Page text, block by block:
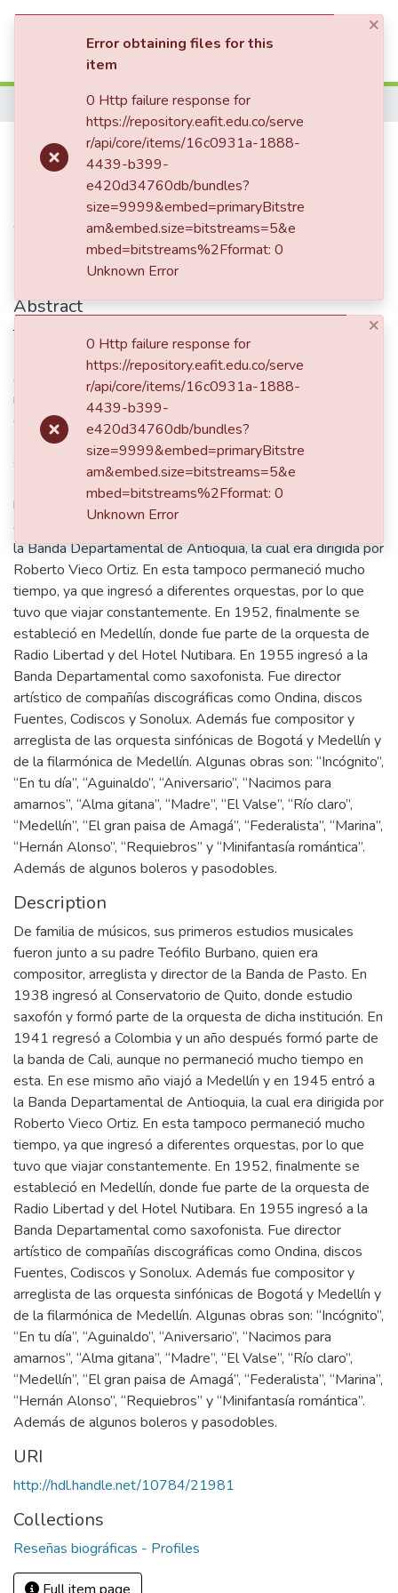
Burbano, Tomás
Authors
Línea de Investigación en Musicología Histórica
Abstract
Tomás Burbano. Arreglista, compositor. Nació en Ipiales,
Nariño el 30 de abril de 1919, murió en Medellín el 9 de
abril de 2001. De familia de músicos, sus primeros estudios
musicales fueron junto a su padre Teófilo Burbano, quien era
compositor, arreglista y director de la Banda de Pasto. En
1938 ingresó al Conservatorio de Quito, donde estudio
saxofón y formó parte de la orquesta de dicha institución. En
1941 regresó a Colombia y un año después formó parte de
la banda de Cali, aunque no permaneció mucho tiempo en
esta. En ese mismo año viajó a Medellín y en 1945 entró a
la Banda Departamental de Antioquia, la cual era dirigida por
Roberto Vieco Ortiz. En esta tampoco permaneció mucho
tiempo, ya que ingresó a diferentes orquestas, por lo que
tuvo que viajar constantemente. En 1952, finalmente se
estableció en Medellín, donde fue parte de la orquesta de
Radio Libertad y del Hotel Nutibara. En 1955 ingresó a la
Banda Departamental como saxofonista. Fue director
artístico de compañías discográficas como Ondina, discos
Fuentes, Codiscos y Sonolux. Además fue compositor y
arreglista de las orquesta sinfónicas de Bogotá y Medellín y
de la filarmónica de Medellín. Algunas obras son: “Incógnito”,
“En tu día”, “Aguinaldo”, “Aniversario”, “Nacimos para
amarnos”, “Alma gitana”, “Madre”, “El Valse”, “Río claro”,
“Medellín”, “El gran paisa de Amagá”, “Federalista”, “Marina”,
“Hernán Alonso”, “Requiebros” y “Minifantasía romántica”.
Además de algunos boleros y pasodobles.
Description
De familia de músicos, sus primeros estudios musicales
fueron junto a su padre Teófilo Burbano, quien era
compositor, arreglista y director de la Banda de Pasto. En
1938 ingresó al Conservatorio de Quito, donde estudio
saxofón y formó parte de la orquesta de dicha institución. En
1941 regresó a Colombia y un año después formó parte de
la banda de Cali, aunque no permaneció mucho tiempo en
esta. En ese mismo año viajó a Medellín y en 1945 entró a
la Banda Departamental de Antioquia, la cual era dirigida por
Roberto Vieco Ortiz. En esta tampoco permaneció mucho
tiempo, ya que ingresó a diferentes orquestas, por lo que
tuvo que viajar constantemente. En 1952, finalmente se
estableció en Medellín, donde fue parte de la orquesta de
Radio Libertad y del Hotel Nutibara. En 1955 ingresó a la
Banda Departamental como saxofonista. Fue director
artístico de compañías discográficas como Ondina, discos
Fuentes, Codiscos y Sonolux. Además fue compositor y
arreglista de las orquesta sinfónicas de Bogotá y Medellín y
de la filarmónica de Medellín. Algunas obras son: “Incógnito”,
“En tu día”, “Aguinaldo”, “Aniversario”, “Nacimos para
amarnos”, “Alma gitana”, “Madre”, “El Valse”, “Río claro”,
“Medellín”, “El gran paisa de Amagá”, “Federalista”, “Marina”,
“Hernán Alonso”, “Requiebros” y “Minifantasía romántica”.
Además de algunos boleros y pasodobles.
URI
http://hdl.handle.net/10784/21981
Collections
Reseñas biográficas - Profiles
×
Error obtaining files for this
item
0 Http failure response for
https://repository.eafit.edu.co/serve
r/api/core/items/16c0931a-1888-
4439-b399-
e420d34760db/bundles?
size=9999&embed=primaryBitstre
am&embed.size=bitstreams=5&e
mbed=bitstreams%2Fformat: 0
Unknown Error
×
0 Http failure response for
https://repository.eafit.edu.co/serve
r/api/core/items/16c0931a-1888-
4439-b399-
e420d34760db/bundles?
size=9999&embed=primaryBitstre
am&embed.size=bitstreams=5&e
mbed=bitstreams%2Fformat: 0
Unknown Error